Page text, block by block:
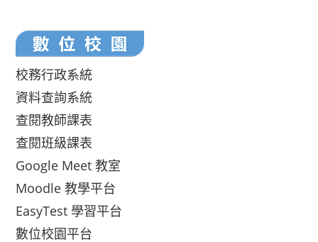
校務行政系統
資料查詢系統
查閱教師課表
查閱班級課表
Google Meet 教室
Moodle 教學平台
EasyTest 學習平台
數位校園平台